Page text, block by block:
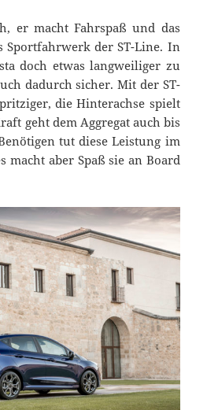
er macht Fahrspaß und das
Sportfahrwerk der ST-Line. In
doch etwas langweiliger zu
dadurch sicher. Mit der ST-
die Hinterachse spielt
geht dem Aggregat auch bis
tut diese Leistung im
macht aber Spaß sie an Board